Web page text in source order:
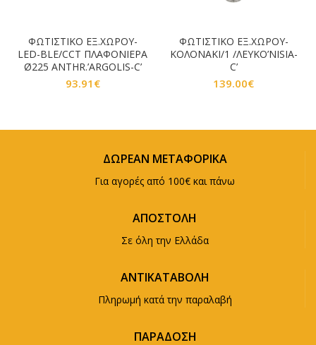
ΦΩΤΙΣΤΙΚΟ ΕΞ.ΧΩΡΟΥ-
LED-BLE/CCT ΠΛΑΦΟΝΙΕΡΑ
Ø225 ANTHR.’ARGOLIS-C’
93.91 €
ΦΩΤΙΣΤΙΚΟ ΕΞ.ΧΩΡΟΥ-
ΚΟΛΟΝΑΚΙ/1 /ΛΕΥΚΟ’NISIA-
C’
139.00€
ΔΩΡΕΑΝ ΜΕΤΑΦΟΡΙΚΑ
Για αγορές από 100€ και πάνω
ΑΠΟΣΤΟΛΗ
Σε όλη την Ελλάδα
ΑΝΤΙΚΑΤΑΒΟΛΗ
Πληρωμή κατά την παραλαβή
ΠΑΡΑΔΟΣΗ